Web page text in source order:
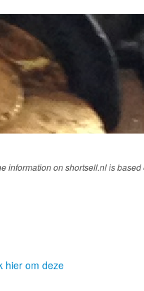
information on shortsell.nl is
hier om deze